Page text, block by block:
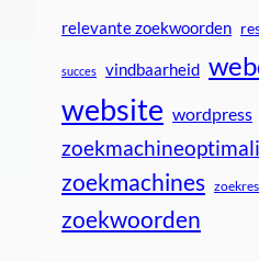
relevante zoekwoorden
succes vindbaarheid
website wordpress
zoekmachines
zoekwoorden